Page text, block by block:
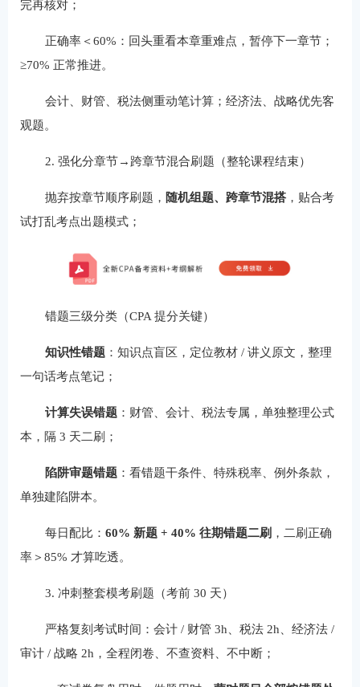
完再核对；
正确率＜60%：回头重看本章重难点，暂停下一章节；
≥70% 正常推进。
会计、财管、税法侧重动笔计算；经济法、战略优先客
观题。
2. 强化分章节→跨章节混合刷题（整轮课程结束）
抛弃按章节顺序刷题， 随机组题、跨章节混搭，贴合考
试打乱考点出题模式；
错题三级分类（CPA 提分关键）
知识性错题：知识点盲区，定位教材 / 讲义原文，整理
一句话考点笔记；
计算失误错题：财管、会计、税法专属，单独整理公式
本，隔 3 天二刷；
陷阱审题错题：看错题干条件、特殊税率、例外条款，
单独建陷阱本。
每日配比： 60% 新题 + 40% 往期错题二刷 ，二刷正确
率＞85% 才算吃透。
3. 冲刺整套模考刷题（考前 30 天）
严格复刻考试时间：会计 / 财管 3h、税法 2h、经济法 /
审计 / 战略 2h，全程闭卷、不查资料、不中断；